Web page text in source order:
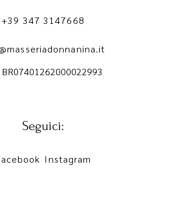
+39 347 3147668
BR07401262000022993
Seguici:
Instagram